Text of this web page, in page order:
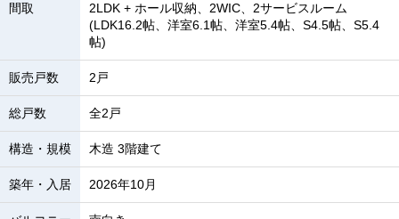
間取
2LDK + ホール収納、2WIC、2サービスルーム
(LDK16.2帖、洋室6.1帖、洋室5.4帖、S4.5帖、S5.4
帖)
販売戸数 2戸
総戸数 全2戸
構造・規模 木造 3階建て
築年・入居 2026年10月